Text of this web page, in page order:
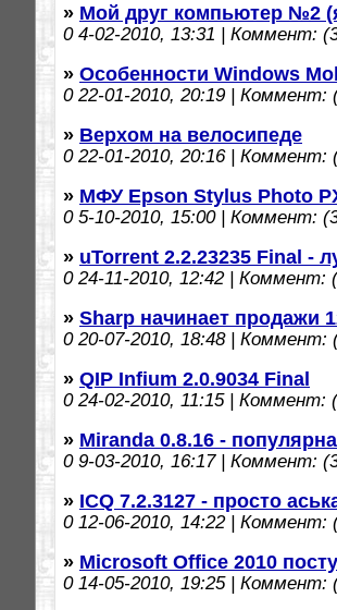
» Мой друг компьютер №2
04-02-2010, 13:31 | Коммент:
» Особенности Windows
022-01-2010, 20:19 | Коммент:
» Верхом на велосипеде
022-01-2010, 20:16 | Коммент:
» МФУ Epson Stylus Photo
05-10-2010, 15:00 | Коммент:
» uTorrent 2.2.23235 Final -
024-11-2010, 12:42 | Коммент:
» Sharp начинает продажи
020-07-2010, 18:48 | Коммент:
» QIP Infium 2.0.9034 Final
024-02-2010, 11:15 | Коммент:
» Miranda 0.8.16 -
09-03-2010, 16:17 | Коммент:
» ICQ 7.2.3127 - просто
012-06-2010, 14:22 | Коммент:
» Microsoft Office 2010
014-05-2010, 19:25 | Коммент: